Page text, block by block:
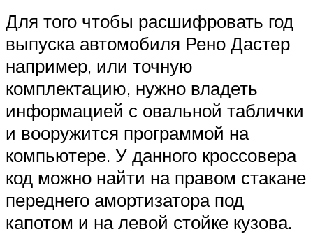
Для того чтобы расшифровать год
выпуска автомобиля Рено Дастер
например, или точную
комплектацию, нужно владеть
информацией с овальной таблички
и вооружится программой на
компьютере. У данного кроссовера
код можно найти на правом стакане
переднего амортизатора под
капотом и на левой стойке кузова.